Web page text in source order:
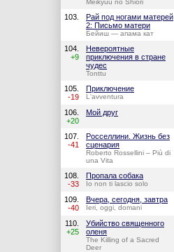
Meikyuu no Shiori
103.
Рай под ногами матерей
2: Письмо матери
Бейиш — апама кат
104.
+9
Невероятные
приключения в стране
чудес
Tonttu
105.
-19
Приключение
L'avventura
106.
+20
Мой друг
107.
-41
Росселлини. Жизнь без
сценария
Roberto Rossellini – Più di
una Vita
108.
-33
Пропала собака
Io non ti lascio solo
109.
-40
Вчера, сегодня, завтра
Ieri, oggi, domani
110.
+25
Убийство священного
оленя
The Killing of a Sacred
Deer